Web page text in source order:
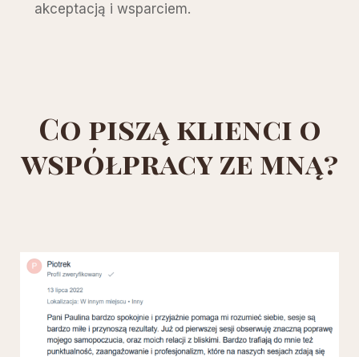
akceptacją i wsparciem.
Co piszą klienci o
współpracy ze mną?